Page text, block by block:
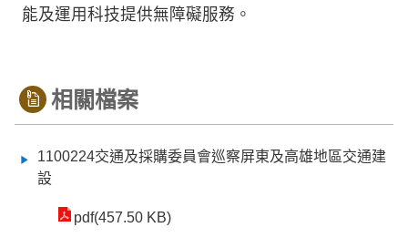
能及運用科技提供無障礙服務。
相關檔案
1100224交通及採購委員會巡察屏東及高雄地區交通建
設
pdf(457.50 KB)